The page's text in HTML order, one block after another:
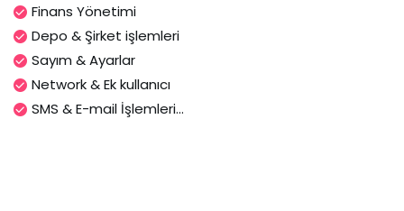
Finans Yönetimi
Depo & Şirket işlemleri
Sayım & Ayarlar
Network & Ek kullanıcı
SMS & E-mail İşlemleri...